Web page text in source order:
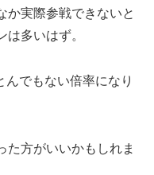
か実際参戦できないと
多いはず。
んでもない倍率になり
た方がいいかもしれま